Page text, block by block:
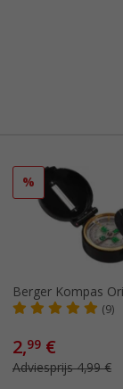
%
Berger Kompas
(9)
2,99 €
Adviesprijs 4,99 €